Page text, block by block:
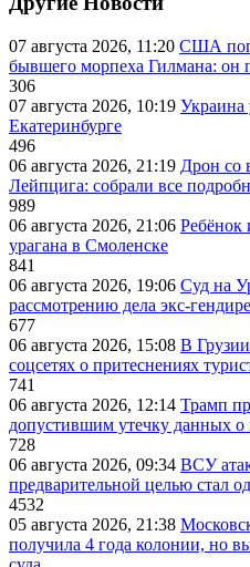
07 августа 2026, 11:20 США
бывшего морпеха Гилмана: он
306
07 августа 2026, 10:19 Украина
Екатеринбурге
496
06 августа 2026, 21:19 Дрон со
Лейпцига: собрали все
989
06 августа 2026, 21:06 Ребёнок
урагана в Смоленске
841
06 августа 2026, 19:06 Суд на
рассмотрению дела экс-
677
06 августа 2026, 15:08 В Грузии
соцсетях о притеснениях
741
06 августа 2026, 12:14 Трамп
допустившим утечку данных
728
06 августа 2026, 09:34 ВСУ
предварительной целью стал
4532
05 августа 2026, 21:38
получила 4 года колонии, но